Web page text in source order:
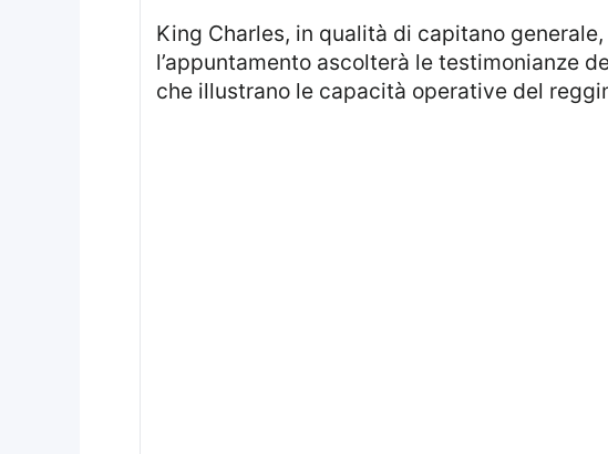
King Charles, in qualità di capitano generale, effettua la sua prima visita al Royal Regiment of Artillery. Durante
l’appuntamento ascolterà le testimonianze
che illustrano le capacità operative del